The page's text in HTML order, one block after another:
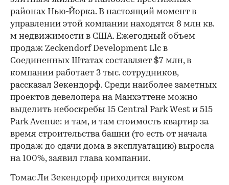
00:00 / 00:00
районах Нью-Йорка. В настоящий момент в
управлении этой компании находятся 8 млн кв.
м недвижимости в США. Ежегодный объем
продаж Zeckendorf Development Llc в
Соединенных Штатах составляет $7 млн, в
компании работает 3 тыс. сотрудников,
рассказал Зекендорф. Среди наиболее заметных
проектов девелопера на Манхэттене можно
выделить небоскребы 15 Central Park West и 515
Park Avenue: и там, и там стоимость квартир за
время строительства башни (то есть от начала
продаж до сдачи дома в эксплуатацию) выросла
на 100%, заявил глава компании.
Томас Ли Зекендорф приходится внуком